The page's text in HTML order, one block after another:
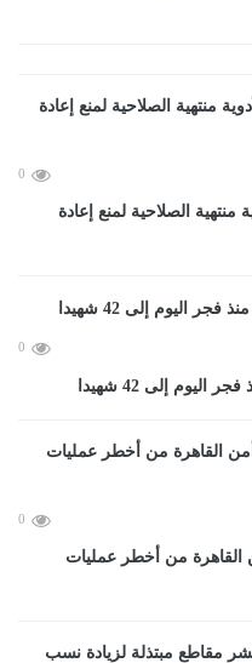
0
منتهية الصلاحية لمنع إعادة
0
إلى 42 شهيدا
0
القاهرة من أخطر عمليات